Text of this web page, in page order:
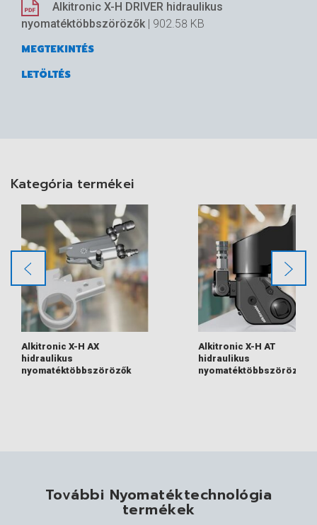
Alkitronic X-H DRIVER hidraulikus
nyomatéktöbbszörözők | 902.58 KB
MEGTEKINTÉS
LETÖLTÉS
Kategória termékei
Alkitronic X-H AX
hidraulikus
nyomatéktöbbszörözők
Alkitronic X-H AT
hidraulikus
nyomatéktöbbszörözők
További Nyomatéktechnológia
termékek